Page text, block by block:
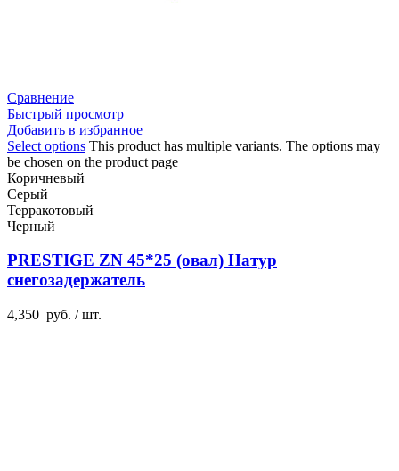
Сравнение
Быстрый просмотр
Добавить в избранное
Select options This product has multiple variants. The options may
be chosen on the product page
Коричневый
Серый
Терракотовый
Черный
PRESTIGE ZN 45*25 (овал) Натур
снегозадержатель
4,350 руб. / шт.